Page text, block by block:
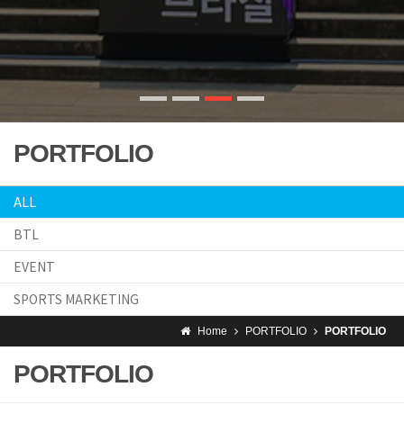
PORTFOLIO
ALL
BTL
EVENT
SPORTS MARKETING
Home PORTFOLIO PORTFOLIO
PORTFOLIO